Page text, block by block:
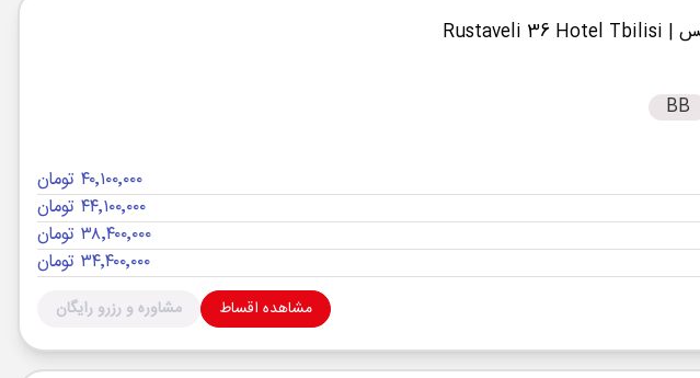
| Rustaveli 36 Hotel Tbilisi
BB
۴۰٬۱۰۰٬۰۰۰ تومان
۴۴٬۱۰۰٬۰۰۰ تومان
۳۸٬۴۰۰٬۰۰۰ تومان
۳۴٬۴۰۰٬۰۰۰ تومان
مشاهده اقساط مشاوره و رزرو رایگان